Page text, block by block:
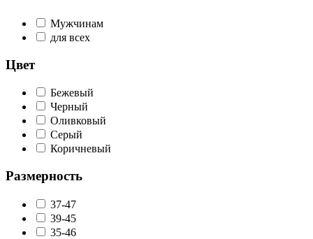
Мужчинам
для всех
Цвет
Бежевый
Черный
Оливковый
Серый
Коричневый
Размерность
37-47
39-45
35-46